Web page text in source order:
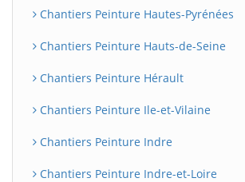
Chantiers Peinture Hautes-Pyrénées
Chantiers Peinture Hauts-de-Seine
Chantiers Peinture Hérault
Chantiers Peinture Ile-et-Vilaine
Chantiers Peinture Indre
Chantiers Peinture Indre-et-Loire